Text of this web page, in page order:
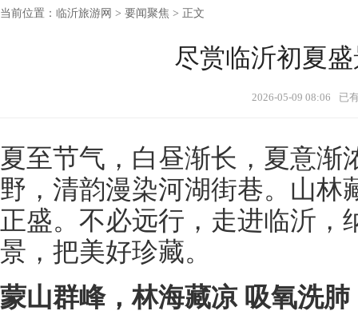
当前位置： 临沂旅游网 > 要闻聚焦 > 正文
尽赏临沂初夏
2026-05-09 08:06 已
夏至节气，白昼渐长，夏意渐
野，清韵漫染河湖街巷。山林
正盛。不必远行，走进临沂，
景，把美好珍藏。
蒙山群峰，林海藏凉 吸氧洗肺